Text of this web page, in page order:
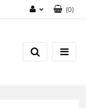
Zarejestruj się
zgłoszenie
(0)